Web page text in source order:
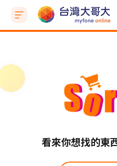
看來你想找的東